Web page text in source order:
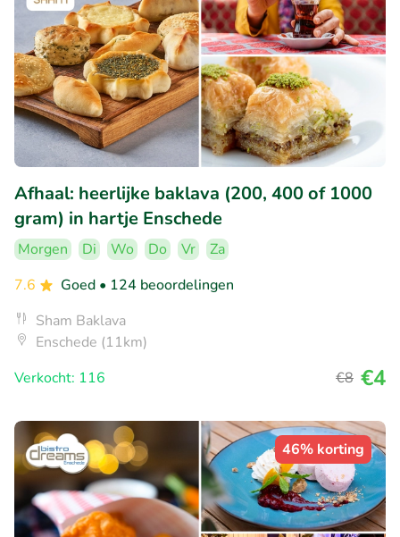
Afhaal: heerlijke baklava (200, 400 of 1000
gram) in hartje Enschede
Morgen Di Wo Do Vr
Za
7.6
Goed • 124 beoordelingen
Sham Baklava
Enschede (11km)
Verkocht: 116
€8 €4
46% korting